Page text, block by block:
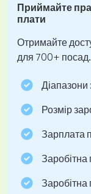
Приймайте
плати
Отримайте
для 700+ посад.
Діапазони
Розмір
Зарплата
Заробітна
Заробітна